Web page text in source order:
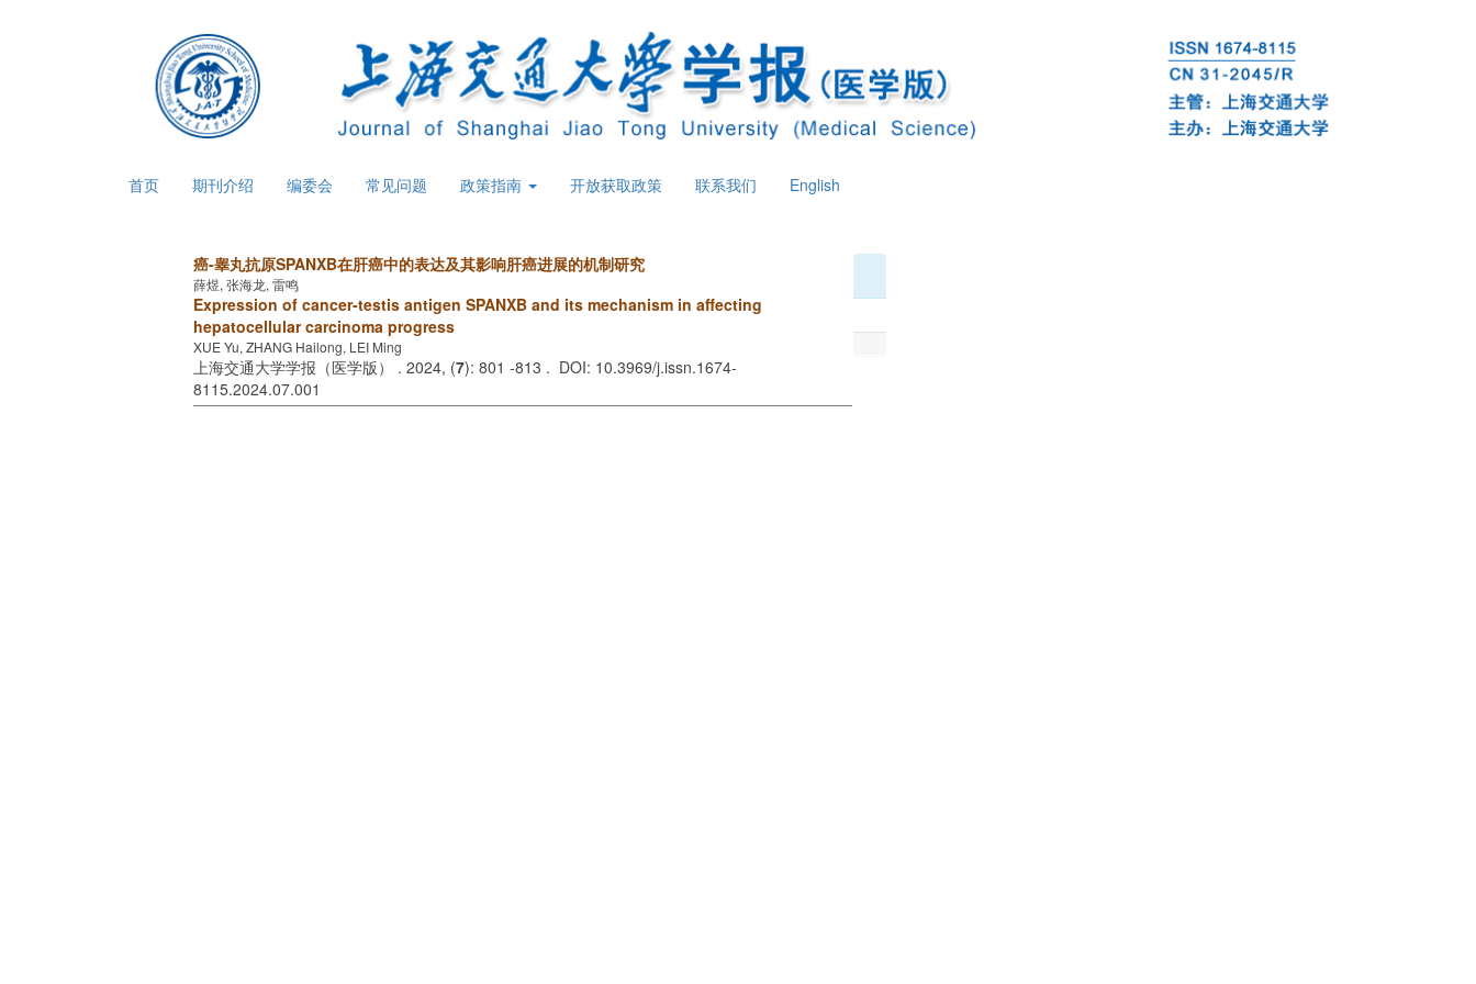
首页 期刊介绍 编委会 常见问题 政策指南 开放获取政策 联系我们 English
癌-睾丸抗原SPANXB在肝癌中的表达及其影响肝癌进展的机制研究
薛煜, 张海龙, 雷鸣
Expression of cancer-testis antigen SPANXB and its mechanism in affecting
hepatocellular carcinoma progress
XUE Yu, ZHANG Hailong, LEI Ming
上海交通大学学报（医学版） . 2024, (7): 801 -813 . DOI: 10.3969/j.issn.1674-
8115.2024.07.001